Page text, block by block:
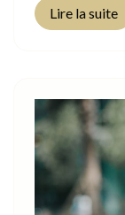
Lire la suite